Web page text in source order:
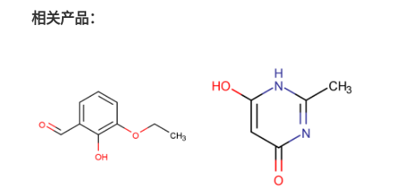
相关产品：